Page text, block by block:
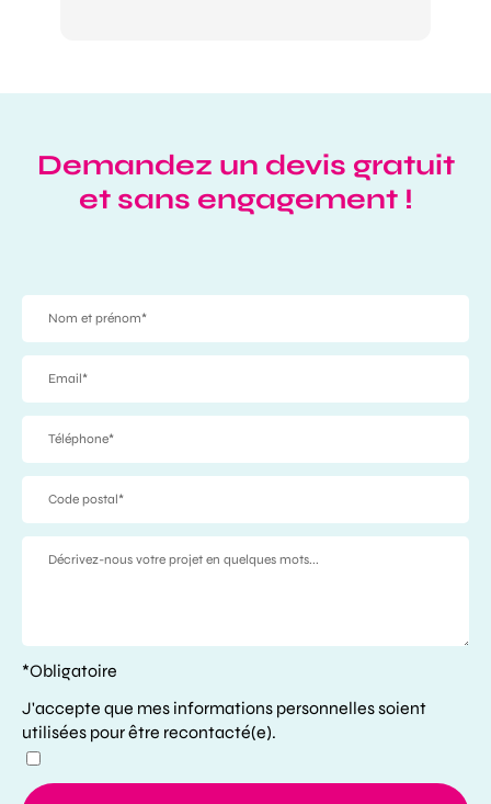
Demandez un devis gratuit
et sans engagement !
*Obligatoire
J'accepte que mes informations personnelles soient
utilisées pour être recontacté(e).